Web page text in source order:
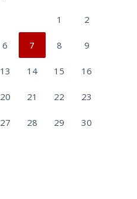
1 2
6 7 8 9
13 14 15 16
20 21 22 23
27 28 29 30